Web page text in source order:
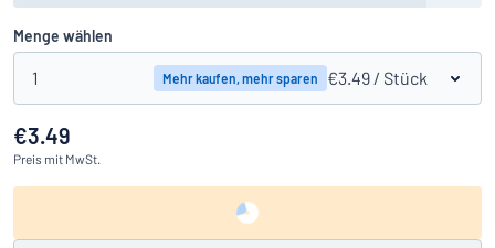
Menge wählen
1 Mehr kaufen, mehr sparen €3.49 / Stück
€3.49
Preis mit MwSt.